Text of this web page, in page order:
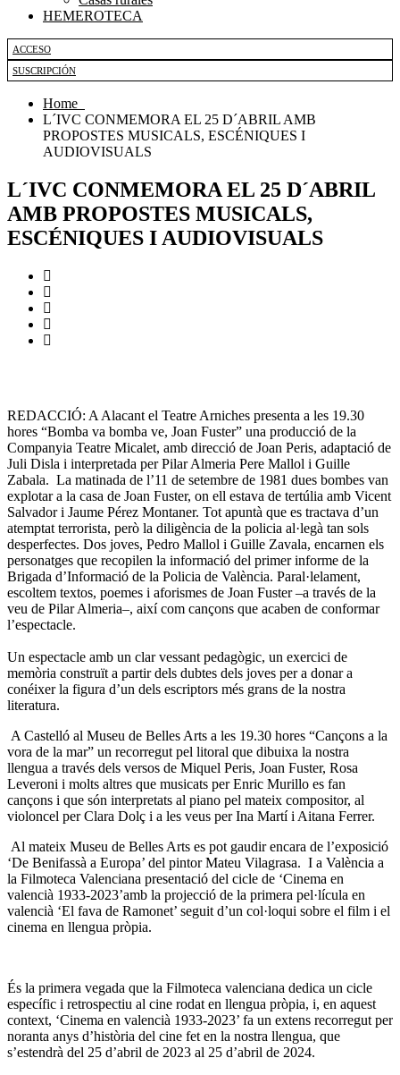
HEMEROTECA
ACCESO
SUSCRIPCIÓN
Home
L´IVC CONMEMORA EL 25 D´ABRIL AMB
PROPOSTES MUSICALS, ESCÉNIQUES I
AUDIOVISUALS
L´IVC CONMEMORA EL 25 D´ABRIL
AMB PROPOSTES MUSICALS,
ESCÉNIQUES I AUDIOVISUALS
REDACCIÓ: A Alacant el Teatre Arniches presenta a les 19.30
hores “Bomba va bomba ve, Joan Fuster” una producció de la
Companyia Teatre Micalet, amb direcció de Joan Peris, adaptació de
Juli Disla i interpretada per Pilar Almeria Pere Mallol i Guille
Zabala. La matinada de l’11 de setembre de 1981 dues bombes van
explotar a la casa de Joan Fuster, on ell estava de tertúlia amb Vicent
Salvador i Jaume Pérez Montaner. Tot apuntà que es tractava d’un
atemptat terrorista, però la diligència de la policia al·legà tan sols
desperfectes. Dos joves, Pedro Mallol i Guille Zavala, encarnen els
personatges que recopilen la informació del primer informe de la
Brigada d’Informació de la Policia de València. Paral·lelament,
escoltem textos, poemes i aforismes de Joan Fuster –a través de la
veu de Pilar Almeria–, així com cançons que acaben de conformar
l’espectacle.
Un espectacle amb un clar vessant pedagògic, un exercici de
memòria construït a partir dels dubtes dels joves per a donar a
conéixer la figura d’un dels escriptors més grans de la nostra
literatura.
A Castelló al Museu de Belles Arts a les 19.30 hores “Cançons a la
vora de la mar” un recorregut pel litoral que dibuixa la nostra
llengua a través dels versos de Miquel Peris, Joan Fuster, Rosa
Leveroni i molts altres que musicats per Enric Murillo es fan
cançons i que són interpretats al piano pel mateix compositor, al
violoncel per Clara Dolç i a les veus per Ina Martí i Aitana Ferrer.
Al mateix Museu de Belles Arts es pot gaudir encara de l’exposició
‘De Benifassà a Europa’ del pintor Mateu Vilagrasa. I a València a
la Filmoteca Valenciana presentació del cicle de ‘Cinema en
valencià 1933-2023’amb la projecció de la primera pel·lícula en
valencià ‘El fava de Ramonet’ seguit d’un col·loqui sobre el film i el
cinema en llengua pròpia.
És la primera vegada que la Filmoteca valenciana dedica un cicle
específic i retrospectiu al cine rodat en llengua pròpia, i, en aquest
context, ‘Cinema en valencià 1933-2023’ fa un extens recorregut per
noranta anys d’història del cine fet en la nostra llengua, que
s’estendrà del 25 d’abril de 2023 al 25 d’abril de 2024.